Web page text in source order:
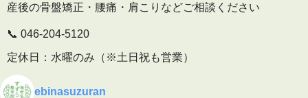
産後の骨盤矯正・腰痛・肩こりなどご相談ください
📞 046-204-5120
定休日：水曜のみ（※土日祝も営業）
🕒 予約受付
ebinasuzuran